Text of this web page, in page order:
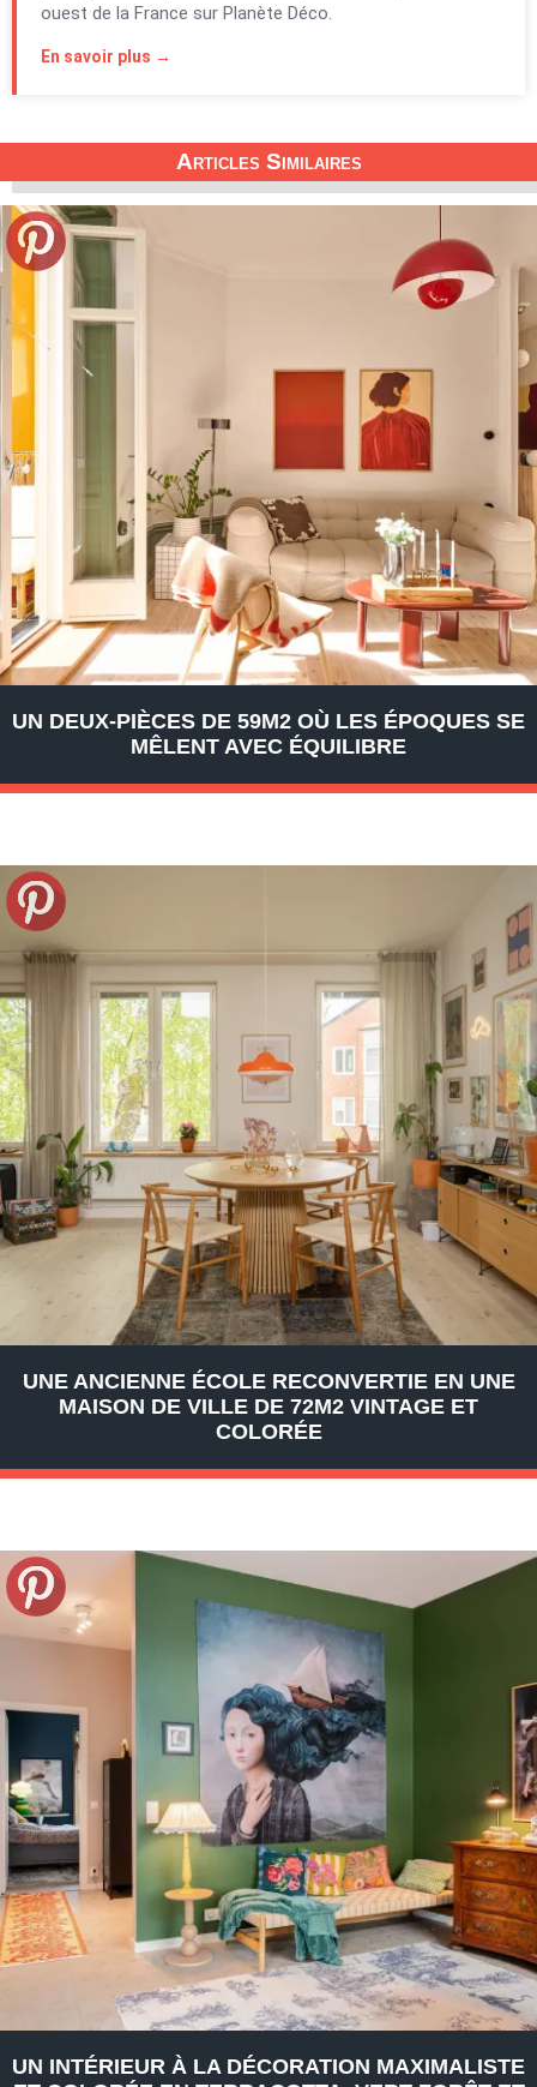
ouest de la France sur Planète Déco.
En savoir plus →
Articles Similaires
UN DEUX-PIÈCES DE 59M2 OÙ LES ÉPOQUES SE
MÊLENT AVEC ÉQUILIBRE
UNE ANCIENNE ÉCOLE RECONVERTIE EN UNE
MAISON DE VILLE DE 72M2 VINTAGE ET
COLORÉE
UN INTÉRIEUR À LA DÉCORATION MAXIMALISTE